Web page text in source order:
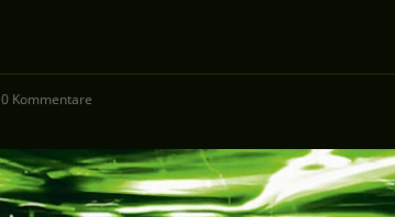
0 Kommentare